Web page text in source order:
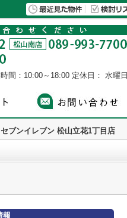
間：10:00～18:00 定休日： 水曜日
セブンイレブン 松山立花1丁目店
報